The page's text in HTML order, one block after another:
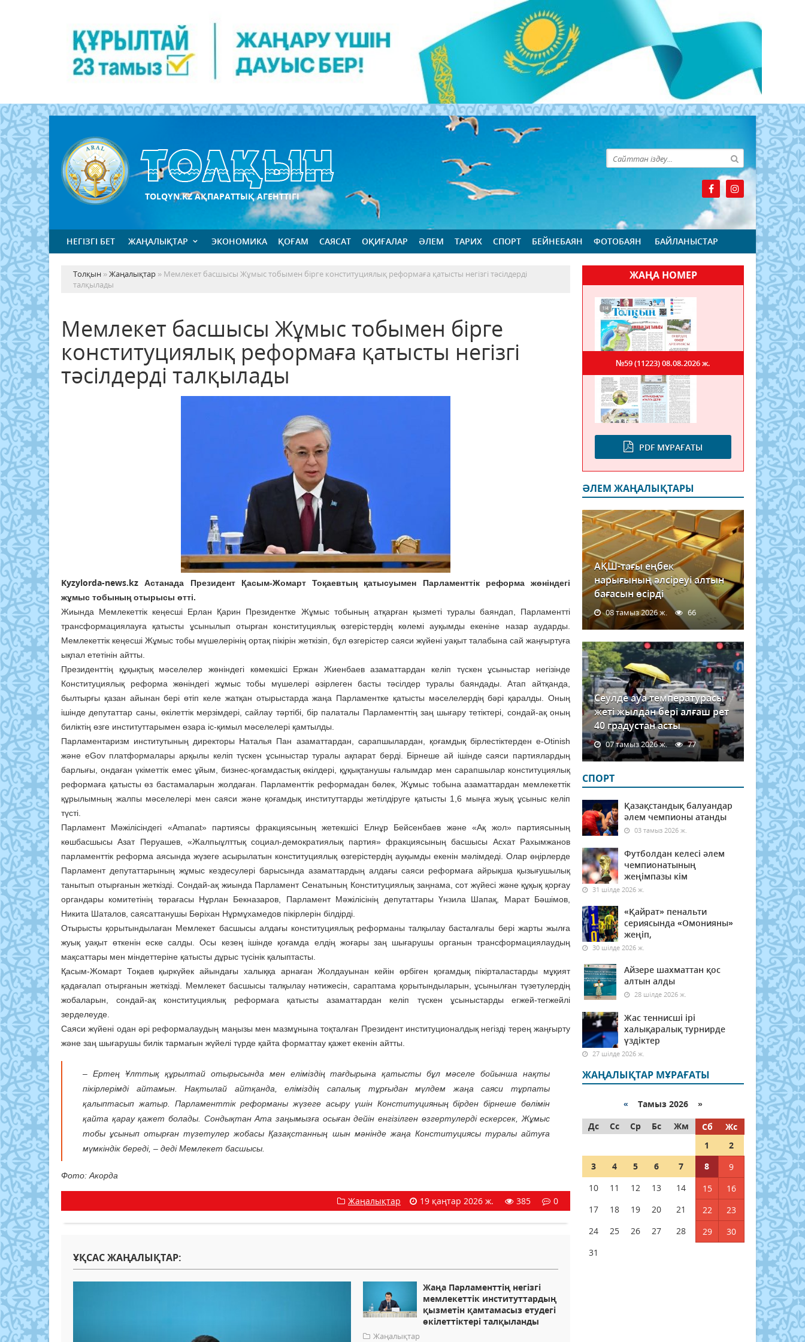
TOLQYN.KZ АҚПАРАТТЫҚ АГЕНТТІГІ
НЕГІЗГІ БЕТ ЖАҢАЛЫҚТАР ЭКОНОМИКА ҚОҒАМ САЯСАТ ОҚИҒАЛАР ӘЛЕМ ТАРИХ СПОРТ БЕЙНЕБАЯН ФОТОБАЯН БАЙЛАНЫСТАР
Толқын »Жаңалықтар » Мемлекет басшысы Жұмыс тобымен бірге конституциялық реформаға қатысты негізгі тәсілдерді
талқылады
Мемлекет басшысы Жұмыс тобымен бірге
конституциялық реформаға қатысты негізгі
тәсілдерді талқылады
Kyzylorda-news.kz
Астанада Президент Қасым-Жомарт Тоқаевтың қатысуымен Парламенттік реформа жөніндегі
жұмыс тобының отырысы өтті.
Жиында Мемлекеттік кеңесші Ерлан Қарин Президентке Жұмыс тобының атқарған қызметі туралы баяндап, Парламентті
трансформациялауға қатысты ұсынылып отырған конституциялық өзгерістердің көлемі ауқымды екеніне назар аударды.
Мемлекеттік кеңесші Жұмыс тобы мүшелерінің ортақ пікірін жеткізіп, бұл өзгерістер саяси жүйені уақыт талабына сай жаңғыртуға
ықпал ететінін айтты.
Президенттің құқықтық мәселелер жөніндегі көмекшісі Ержан Жиенбаев азаматтардан келіп түскен ұсыныстар негізінде
Конституциялық реформа жөніндегі жұмыс тобы мүшелері әзірлеген басты тәсілдер туралы баяндады. Атап айтқанда,
былтырғы қазан айынан бері өтіп келе жатқан отырыстарда жаңа Парламентке қатысты мәселелердің бәрі қаралды. Оның
ішінде депутаттар саны, өкілеттік мерзімдері, сайлау тәртібі, бір палаталы Парламенттің заң шығару тетіктері, сондай-ақ оның
биліктің өзге институттарымен өзара іс-қимыл мәселелері қамтылды.
Парламентаризм институтының директоры Наталья Пан азаматтардан, сарапшылардан, қоғамдық бірлестіктерден e-Otinish
және eGov платформалары арқылы келіп түскен ұсыныстар туралы ақпарат берді. Бірнеше ай ішінде саяси партиялардың
барлығы, ондаған үкіметтік емес ұйым, бизнес-қоғамдастық өкілдері, құқықтанушы ғалымдар мен сарапшылар конституциялық
реформаға қатысты өз бастамаларын жолдаған. Парламенттік реформадан бөлек, Жұмыс тобына азаматтардан мемлекеттік
құрылымның жалпы мәселелері мен саяси және қоғамдық институттарды жетілдіруге қатысты 1,6 мыңға жуық ұсыныс келіп
түсті.
Парламент Мәжілісіндегі «Amanat» партиясы фракциясының жетекшісі Елнұр Бейсенбаев және «Ақ жол» партиясының
көшбасшысы Азат Перуашев, «Жалпыұлттық социал-демократиялық партия» фракциясының басшысы Асхат Рахымжанов
парламенттік реформа аясында жүзеге асырылатын конституциялық өзгерістердің ауқымды екенін мәлімдеді. Олар өңірлерде
Парламент депутаттарының жұмыс кездесулері барысында азаматтардың алдағы саяси реформаға айрықша қызығушылық
танытып отырғанын жеткізді. Сондай-ақ жиында Парламент Сенатының Конституциялық заңнама, сот жүйесі және құқық қорғау
органдары комитетінің төрағасы Нұрлан Бекназаров, Парламент Мәжілісінің депутаттары Үнзила Шапақ, Марат Бәшімов,
Никита Шаталов, саясаттанушы Бөріхан Нұрмұхамедов пікірлерін білдірді.
Отырысты қорытындылаған Мемлекет басшысы алдағы конституциялық реформаны талқылау басталғалы бері жарты жылға
жуық уақыт өткенін еске салды. Осы кезең ішінде қоғамда елдің жоғары заң шығарушы органын трансформациялаудың
мақсаттары мен міндеттеріне қатысты дұрыс түсінік қалыптасты.
Қасым-Жомарт Тоқаев қыркүйек айындағы халыққа арнаған Жолдауынан кейін өрбіген қоғамдық пікірталастарды мұқият
қадағалап отырғанын жеткізді. Мемлекет басшысы талқылау нәтижесін, сараптама қорытындыларын, ұсынылған түзетулердің
жобаларын, сондай-ақ конституциялық реформаға қатысты азаматтардан келіп түскен ұсыныстарды егжей-тегжейлі
зерделеуде.
Саяси жүйені одан әрі реформалаудың маңызы мен мазмұнына тоқталған Президент институционалдық негізді терең жаңғырту
және заң шығарушы билік тармағын жүйелі түрде қайта форматтау қажет екенін айтты.
– Ертең Ұлттық құрылтай отырысында мен еліміздің тағдырына қатысты бұл мәселе бойынша нақты
пікірлерімді айтамын. Нақтылай айтқанда, еліміздің сапалық тұрғыдан мүлдем жаңа саяси тұрпаты
қалыптасып жатыр. Парламенттік реформаны жүзеге асыру үшін Конституцияның бірден бірнеше бөлімін
қайта қарау қажет болады. Сондықтан Ата заңымызға осыған дейін енгізілген өзгертулерді ескерсек, Жұмыс
тобы ұсынып отырған түзетулер жобасы Қазақстанның шын мәнінде жаңа Конституциясы туралы айтуға
мүмкіндік береді, – деді Мемлекет басшысы.
Фото: Акорда
Жаңалықтар 19 қаңтар 2026 ж. 385 0
ҰҚСАС ЖАҢАЛЫҚТАР:
Жаңа Парламенттің негізгі
мемлекеттік институттардың
қызметін қамтамасыз етудегі
өкілеттіктері талқыланды
Жаңалықтар
ЖАҢА НОМЕР
PDF МҰРАҒАТЫ
№59 (11223)08.08.2026 ж.
ӘЛЕМ ЖАҢАЛЫҚТАРЫ
АҚШ-тағы еңбек
нарығының әлсіреуі алтын
бағасын өсірді
08 тамыз 2026 ж. 66
Сеулде ауа температурасы
жеті жылдан бері алғаш рет
40 градустан асты
07 тамыз 2026 ж. 77
СПОРТ
Қазақстандық балуандар
әлем чемпионы атанды
03 тамыз 2026 ж.
Футболдан келесі әлем
чемпионатының
жеңімпазы кім
31 шілде 2026 ж.
«Қайрат» пенальти
сериясында «Омонияны»
жеңіп,
30 шілде 2026 ж.
Айзере шахматтан қос
алтын алды
28 шілде 2026 ж.
Жас теннисші ірі
халықаралық турнирде
үздіктер
27 шілде 2026 ж.
ЖАҢАЛЫҚТАР МҰРАҒАТЫ
« Тамыз 2026 »
Дс
Сс Ср Бс Жм Сб
Жс
1
2
3
4 5 6 7 8
9
10
11 12 13 14 15
16
17
18 19 20 21 22
23
24
25 26 27 28 29
30
31